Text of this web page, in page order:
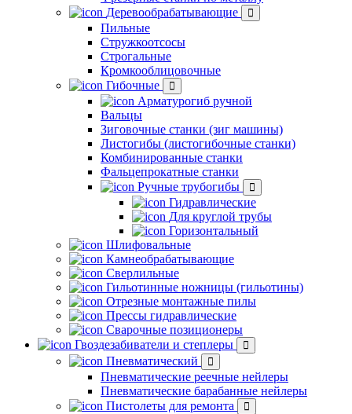
Деревообрабатывающие
Пильные
Стружкоотсосы
Строгальные
Кромкооблицовочные
Гибочные
Арматурогиб ручной
Вальцы
Зиговочные станки (зиг машины)
Листогибы (листогибочные станки)
Комбинированные станки
Фальцепрокатные станки
Ручные трубогибы
Гидравлические
Для круглой трубы
Горизонтальный
Шлифовальные
Камнеобрабатывающие
Сверлильные
Гильотинные ножницы (гильотины)
Отрезные монтажные пилы
Прессы гидравлические
Сварочные позиционеры
Гвоздезабиватели и степлеры
Пневматический
Пневматические реечные нейлеры
Пневматические барабанные нейлеры
Пистолеты для ремонта